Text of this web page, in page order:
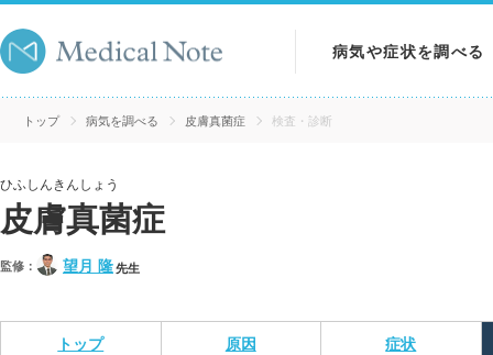
病気や症状を調べる
病気を調べる
トップ 病気を調べる 皮膚真菌症 検査・診断
ひふしんきんしょう
皮膚真菌症
監修： 望月 隆先生
トップ 原因 症状